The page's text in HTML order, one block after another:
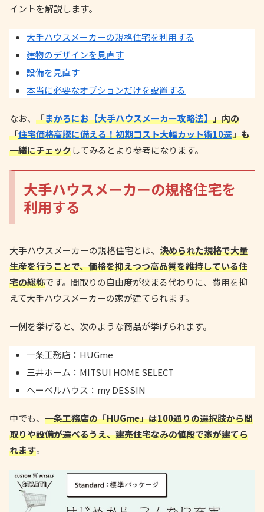
イントを解説します。
大手ハウスメーカーの規格住宅を利用する
建物のデザインを見直す
設備を見直す
本当に必要なオプションだけを設置する
なお、 「まかろにお【大手ハウスメーカー攻略法】」内の
「住宅価格高騰に備える！初期コスト大幅カット術10選」も
一緒にチェックしてみるとより参考になります。
大手ハウスメーカーの規格住宅を
利用する
大手ハウスメーカーの規格住宅とは、 決められた規格で大量
生産を行うことで、価格を抑えつつ高品質を維持している住
宅の総称です。間取りの自由度が狭まる代わりに、費用を抑
えて大手ハウスメーカーの家が建てられます。
一例を挙げると、次のような商品が挙げられます。
一条工務店：HUGme
三井ホーム：MITSUI HOME SELECT
ヘーベルハウス：my DESSIN
中でも、 一条工務店の「HUGme」は100通りの選択肢から間
取りや設備が選べるうえ、建売住宅なみの値段で家が建てら
れます。